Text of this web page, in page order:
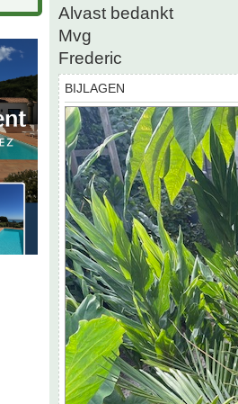
Alvast bedankt
Mvg
Frederic
BIJLAGEN